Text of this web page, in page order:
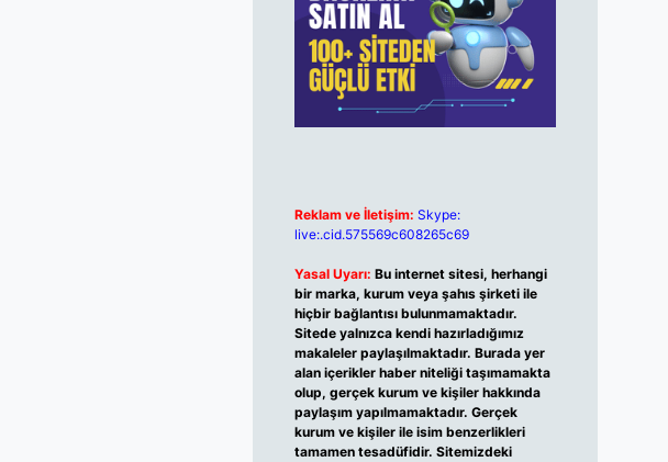
Reklam ve İletişim: Skype:
live:.cid.575569c608265c69
Yasal Uyarı: Bu internet sitesi, herhangi
bir marka, kurum veya şahıs şirketi ile
hiçbir bağlantısı bulunmamaktadır.
Sitede yalnızca kendi hazırladığımız
makaleler paylaşılmaktadır. Burada yer
alan içerikler haber niteliği taşımamakta
olup, gerçek kurum ve kişiler hakkında
paylaşım yapılmamaktadır. Gerçek
kurum ve kişiler ile isim benzerlikleri
tamamen tesadüfidir. Sitemizdeki